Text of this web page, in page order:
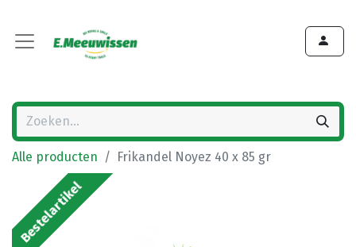
Alle producten Frikandel Noyez 40 x 85 gr
Bestelartikel